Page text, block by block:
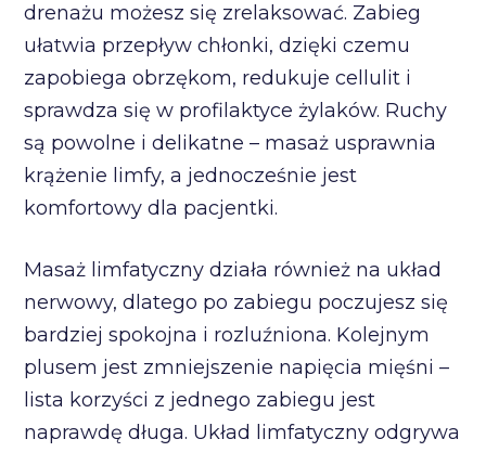
drenażu możesz się zrelaksować. Zabieg
ułatwia przepływ chłonki, dzięki czemu
zapobiega obrzękom, redukuje cellulit i
sprawdza się w profilaktyce żylaków. Ruchy
są powolne i delikatne – masaż usprawnia
krążenie limfy, a jednocześnie jest
komfortowy dla pacjentki.
Masaż limfatyczny działa również na układ
nerwowy, dlatego po zabiegu poczujesz się
bardziej spokojna i rozluźniona. Kolejnym
plusem jest zmniejszenie napięcia mięśni –
lista korzyści z jednego zabiegu jest
naprawdę długa. Układ limfatyczny odgrywa